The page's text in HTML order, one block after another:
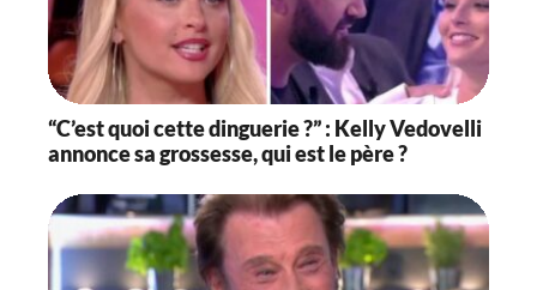
“C’est quoi cette dinguerie ?” : Kelly Vedovelli
annonce sa grossesse, qui est le père ?